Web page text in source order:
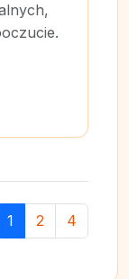
1 2 4